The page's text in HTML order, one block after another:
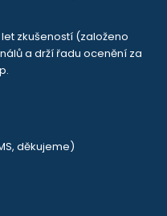
zkušeností (založeno
a drží řadu ocenění za
děkujeme)